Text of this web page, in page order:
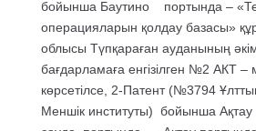
бойынша Баутино портында –
операцияларын қолдау базасы»
облысы Түпқараған ауданының
бағдарламаға енгізілген №2 АКТ –
көрсетілсе, 2-Патент (№3794
Меншік институты) бойынша Ақтау